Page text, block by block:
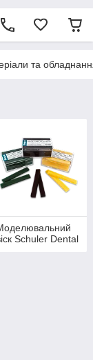
та
Schuler Dental